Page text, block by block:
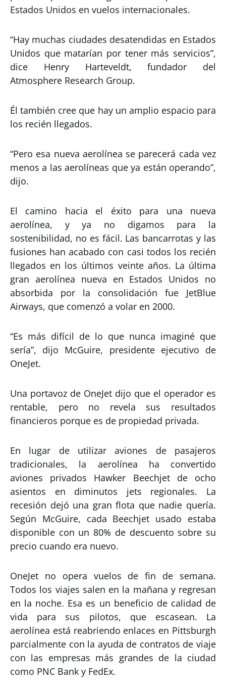
Estados Unidos en vuelos internacionales.
“Hay muchas ciudades desatendidas en Estados
Unidos que matarían por tener más servicios”,
dice Henry Harteveldt, fundador del
Atmosphere Research Group.
Él también cree que hay un amplio espacio para
los recién llegados.
“Pero esa nueva aerolínea se parecerá cada vez
menos a las aerolíneas que ya están operando”,
dijo.
El camino hacia el éxito para una nueva
aerolínea, y ya no digamos para la
sostenibilidad, no es fácil. Las bancarrotas y las
fusiones han acabado con casi todos los recién
llegados en los últimos veinte años. La última
gran aerolínea nueva en Estados Unidos no
absorbida por la consolidación fue JetBlue
Airways, que comenzó a volar en 2000.
“Es más difícil de lo que nunca imaginé que
sería”, dijo McGuire, presidente ejecutivo de
OneJet.
Una portavoz de OneJet dijo que el operador es
rentable, pero no revela sus resultados
financieros porque es de propiedad privada.
En lugar de utilizar aviones de pasajeros
tradicionales, la aerolínea ha convertido
aviones privados Hawker Beechjet de ocho
asientos en diminutos jets regionales. La
recesión dejó una gran flota que nadie quería.
Según McGuire, cada Beechjet usado estaba
disponible con un 80% de descuento sobre su
precio cuando era nuevo.
OneJet no opera vuelos de fin de semana.
Todos los viajes salen en la mañana y regresan
en la noche. Esa es un beneficio de calidad de
vida para sus pilotos, que escasean. La
aerolínea está reabriendo enlaces en Pittsburgh
parcialmente con la ayuda de contratos de viaje
con las empresas más grandes de la ciudad
como PNC Bank y FedEx.